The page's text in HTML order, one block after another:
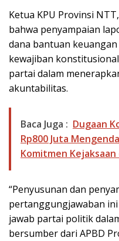
Ketua KPU Provinsi
bahwa penyampaian
dana bantuan
kewajiban
partai dalam
akuntabilitas.
Baca Juga : Dugaan
Rp800 Juta
Komitmen
“Penyusunan dan
pertanggungjawaban
jawab partai politik
bersumber dari APBD